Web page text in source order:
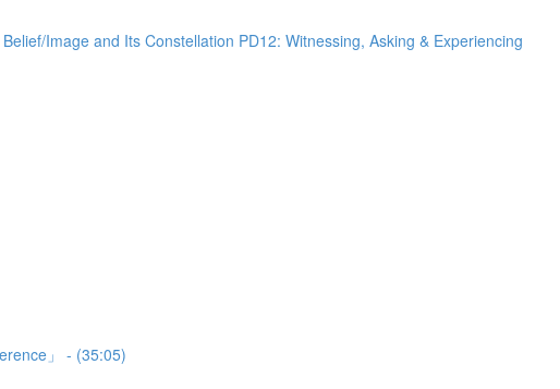
Image and Its Constellation PD12: Witnessing, Asking & Experiencing
」 - (35:05)